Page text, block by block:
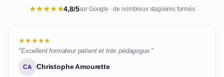
★★★★★4,8/5sur Google · de nombreux stagiaires formés
★★★★★
"Excellent formateur patient et très pédagogue."
CA Christophe Amourette